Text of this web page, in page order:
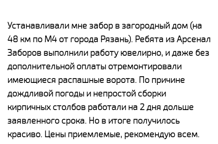
Устанавливали мне забор в загородный дом (на
48 км по М4 от города Рязань). Ребята из Арсенал
Заборов выполнили работу ювелирно, и даже без
дополнительной оплаты отремонтировали
имеющиеся распашные ворота. По причине
дождливой погоды и непростой сборки
кирпичных столбов работали на 2 дня дольше
заявленного срока. Но в итоге получилось
красиво. Цены приемлемые, рекомендую всем.